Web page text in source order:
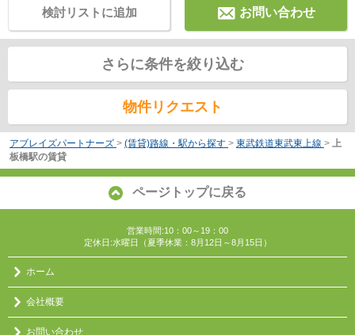
お問い合わせ
検討リストに追加
さらに条件を絞り込む
物件リクエスト
アブレイズパートナーズ > (賃貸)路線・駅から探す > 東武鉄道東武東上線 > 上
板橋駅の賃貸
ページトップに戻る
営業時間:10：00～19：00
定休日:水曜日（夏季休業：8月12日～8月15日）
ホーム
会社概要
お問い合わせ